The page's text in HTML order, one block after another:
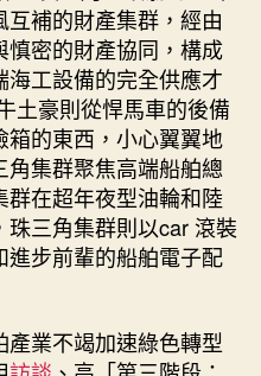
補的財產集群，經由
密的財產協同，構成
工設備的完全供應才
土豪則從悍馬車的後備
的東西，小心翼翼地
集群聚焦高端船舶總
在超年夜型油輪和陸
三角集群則以car 滾裝
步前輩的船舶電子配
業不竭加速綠色轉型